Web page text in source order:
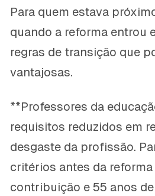
Para quem estava
quando a reforma entrou
regras de transição que
vantajosas.
**Professores da
requisitos reduzidos em
desgaste da profissão.
critérios antes da
contribuição e 55 anos